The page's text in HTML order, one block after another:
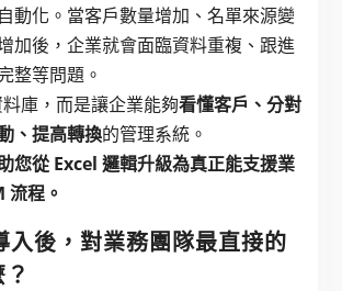
動化。當客戶數量增加、名單來源變
加後，企業就會面臨資料重複、跟進
整等問題。
庫，而是讓企業能夠看懂客戶、分對
、提高轉換的管理系統。
您從 Excel 邏輯升級為真正能支援業
流程。
入後，對業務團隊最直接的